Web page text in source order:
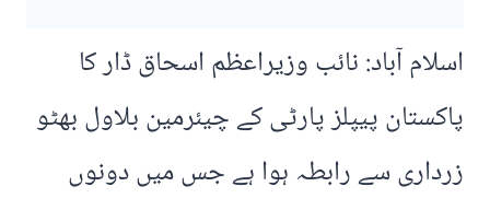
اسلام آباد: نائب وزیراعظم اسحاق ڈار کا
پاکستان پیپلز پارٹی کے چیئرمین بلاول بھٹو
زرداری سے رابطہ ہوا ہے جس میں دونوں